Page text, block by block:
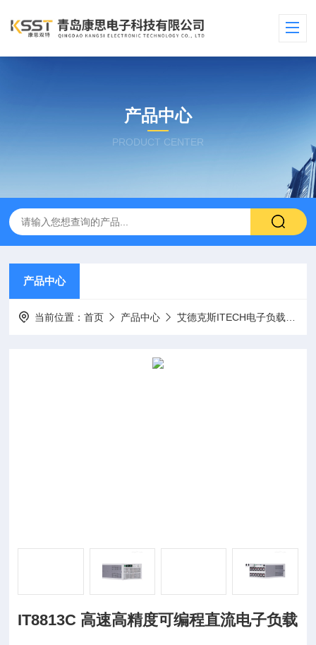
产品中心
PRODUCT CENTER
产品中心
当前位置：首页 产品中心 艾德克斯ITECH电子负载
IT8813C 高速高精度可编程直流电子负载